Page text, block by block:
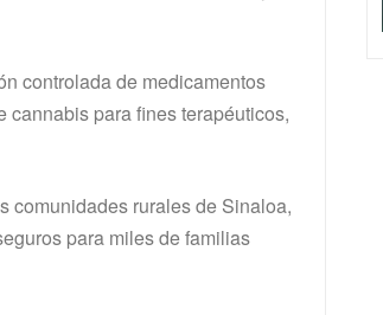
controlada de medicamentos
cannabis para fines terapéuticos,
comunidades rurales de Sinaloa,
para miles de familias